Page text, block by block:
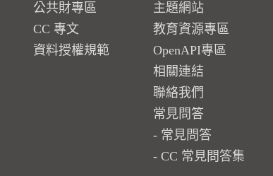
公共財專區
CC 專文
資料授權規範
主題網站
教育資源專區
OpenAPI專區
相關連結
聯絡我們
常見問答
常見問答
CC 常見問答集